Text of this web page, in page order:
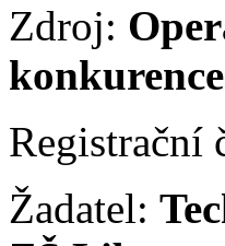
Zdroj:
Registrační
Žadatel: